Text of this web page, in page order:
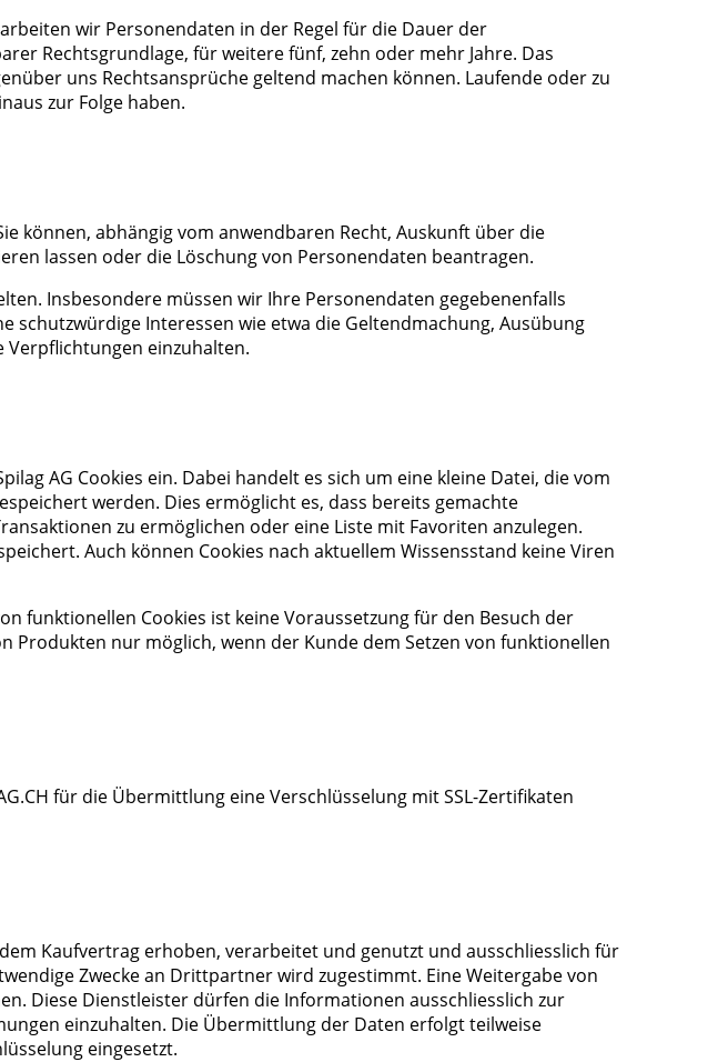
wir Personendaten in der Regel für die Dauer der
Rechtsgrundlage, für weitere fünf, zehn oder mehr Jahre. Das
uns Rechtsansprüche geltend machen können. Laufende oder zu
zur Folge haben.
können, abhängig vom anwendbaren Recht, Auskunft über die
lassen oder die Löschung von Personendaten beantragen.
Insbesondere müssen wir Ihre Personendaten gegebenenfalls
Interessen wie etwa die Geltendmachung, Ausübung
Verpflichtungen einzuhalten.
AG Cookies ein. Dabei handelt es sich um eine kleine Datei, die vom
werden. Dies ermöglicht es, dass bereits gemachte
zu ermöglichen oder eine Liste mit Favoriten anzulegen.
Auch können Cookies nach aktuellem Wissensstand keine Viren
funktionellen Cookies ist keine Voraussetzung für den Besuch der
Produkten nur möglich, wenn der Kunde dem Setzen von funktionellen
für die Übermittlung eine Verschlüsselung mit SSL-Zertifikaten
Kaufvertrag erhoben, verarbeitet und genutzt und ausschliesslich für
Zwecke an Drittpartner wird zugestimmt. Eine Weitergabe von
Diese Dienstleister dürfen die Informationen ausschliesslich zur
einzuhalten. Die Übermittlung der Daten erfolgt teilweise
eingesetzt.